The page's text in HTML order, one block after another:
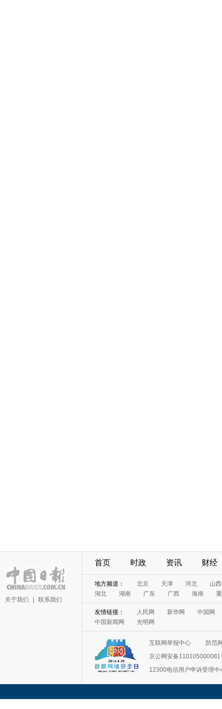
关于我们 联系我们
首页 时政 资讯 财经
地方频道： 北京 天津 河北
山西
湖北
湖南 广东 广西 海南
友情链接： 人民网 新华网
中国网
中国新闻网
光明网
互联网举报中心
防范
京公网安备110105000081
12300电信用户申诉受理中